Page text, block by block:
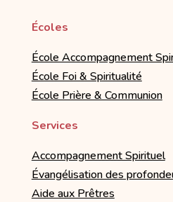
Écoles
École Accompagnement
École Foi & Spiritualité
École Prière & Communion
Services
Accompagnement Spirituel
Évangélisation des
Aide aux Prêtres